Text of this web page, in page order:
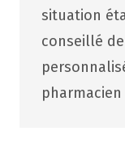
situation
conseillé